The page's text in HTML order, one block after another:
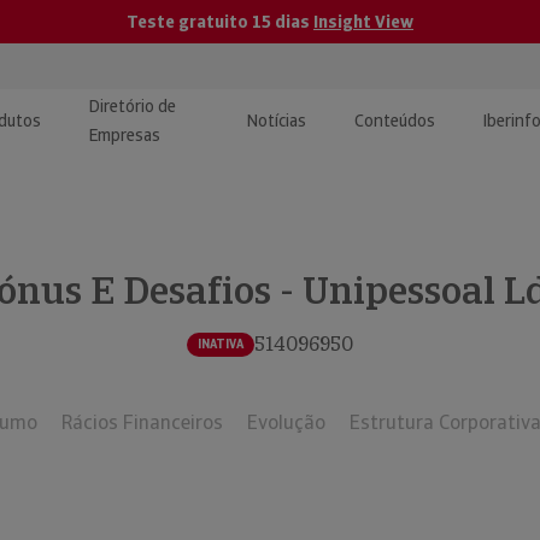
Teste gratuito 15 dias Insight View
e Monitorização de
Diretório de
Empresas
Notícias Conteúdos
| Estudos e
E Desafios - Unipessoal
INATIVA 514096950
Rácios Financeiros Evolução Estrutura Corporativa